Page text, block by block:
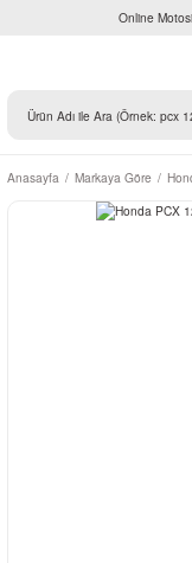
Online
Anasayfa Markaya Göre